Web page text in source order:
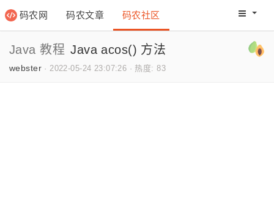
码农网 码农文章 码农社区 码农网
Java 教程 Java acos() 方法
webster ·2022-05-24 23:07:26 · 热度: 83